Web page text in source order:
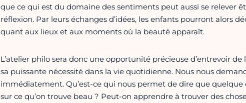
que ce qui est du domaine des sentiments peut aussi se relever
réflexion. Par leurs échanges d’idées, les enfants pourront alors
quant aux lieux et aux moments où la beauté apparaît.
L’atelier philo sera donc une opportunité précieuse d’entrevoir
sa puissante nécessité dans la vie quotidienne. Nous nous
immédiatement. Qu’est-ce qui nous permet de dire que quelque
sur ce qu’on trouve beau ? Peut-on apprendre à trouver des